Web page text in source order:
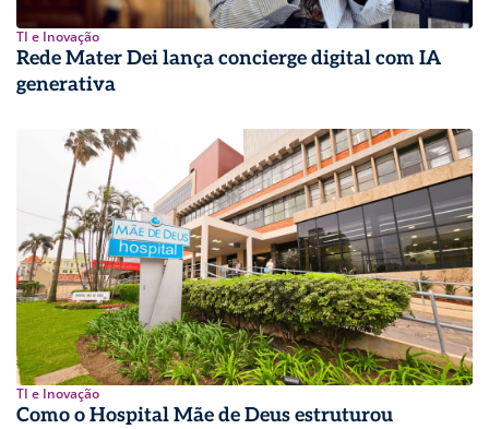
TI e Inovação
Rede Mater Dei lança concierge digital com IA
generativa
TI e Inovação
Como o Hospital Mãe de Deus estruturou